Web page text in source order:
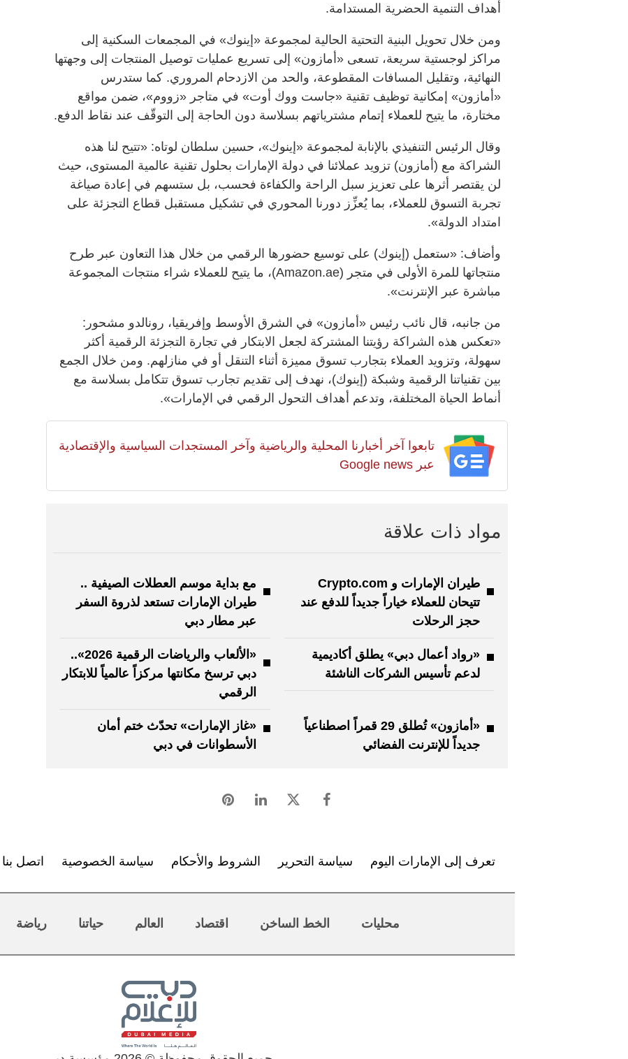
أهداف التنمية الحضرية المستدامة.
ومن خلال تحويل البنية التحتية الحالية لمجموعة «إينوك» في المجمعات السكنية إلى
مراكز لوجستية سريعة، تسعى «أمازون» إلى تسريع عمليات توصيل المنتجات إلى وجهتها
النهائية، وتقليل المسافات المقطوعة، والحد من الازدحام المروري. كما ستدرس
«أمازون» إمكانية توظيف تقنية «جاست ووك أوت» في متاجر «زووم»، ضمن مواقع
مختارة، ما يتيح للعملاء إتمام مشترياتهم بسلاسة دون الحاجة إلى التوقّف عند نقاط الدفع.
وقال الرئيس التنفيذي بالإنابة لمجموعة «إينوك»، حسين سلطان لوتاه: «تتيح لنا هذه
الشراكة مع (أمازون) تزويد عملائنا في دولة الإمارات بحلول تقنية عالمية المستوى، حيث
لن يقتصر أثرها على تعزيز سبل الراحة والكفاءة فحسب، بل ستسهم في إعادة صياغة
تجربة التسوق للعملاء، بما يُعزِّز دورنا المحوري في تشكيل مستقبل قطاع التجزئة على
امتداد الدولة».
وأضاف: «ستعمل (إينوك) على توسيع حضورها الرقمي من خلال هذا التعاون عبر طرح
منتجاتها للمرة الأولى في متجر (Amazon.ae)، ما يتيح للعملاء شراء منتجات المجموعة
مباشرة عبر الإنترنت».
من جانبه، قال نائب رئيس «أمازون» في الشرق الأوسط وإفريقيا، رونالدو مشحور:
«تعكس هذه الشراكة رؤيتنا المشتركة لجعل الابتكار في تجارة التجزئة الرقمية أكثر
سهولة، وتزويد العملاء بتجارب تسوق مميزة أثناء التنقل أو في منازلهم. ومن خلال الجمع
بين تقنياتنا الرقمية وشبكة (إينوك)، نهدف إلى تقديم تجارب تسوق تتكامل بسلاسة مع
أنماط الحياة المختلفة، وتدعم أهداف التحول الرقمي في الإمارات».
تابعوا آخر أخبارنا المحلية والرياضية وآخر المستجدات السياسية والإقتصادية
عبر Google news
مواد ذات علاقة
طيران الإمارات و Crypto.com
تتيحان للعملاء خياراً جديداً للدفع عند
حجز الرحلات
مع بداية موسم العطلات الصيفية ..
طيران الإمارات تستعد لذروة السفر
عبر مطار دبي
«رواد أعمال دبي» يطلق أكاديمية
لدعم تأسيس الشركات الناشئة
«الألعاب والرياضات الرقمية 2026»..
دبي ترسخ مكانتها مركزاً عالمياً للابتكار
الرقمي
«أمازون» تُطلق 29 قمراً اصطناعياً
جديداً للإنترنت الفضائي
«غاز الإمارات» تحدّث ختم أمان
الأسطوانات في دبي
تعرف إلى الإمارات اليوم سياسة التحرير الشروط والأحكام سياسة الخصوصية اتصل بنا
محليات الخط الساخن اقتصاد العالم حياتنا رياضة